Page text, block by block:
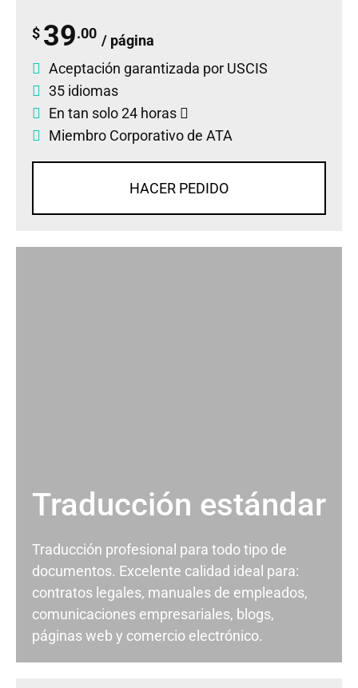
$ 39.00 / página
Aceptación garantizada por USCIS
35 idiomas
En tan solo 24 horas
Miembro Corporativo de ATA
HACER PEDIDO
Traducción estándar
Traducción profesional para todo tipo de
documentos. Excelente calidad ideal para:
contratos legales, manuales de empleados,
comunicaciones empresariales, blogs,
páginas web y comercio electrónico.